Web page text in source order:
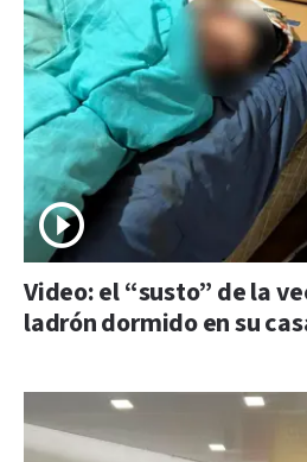
Video: el “susto” de la
ladrón dormido en su